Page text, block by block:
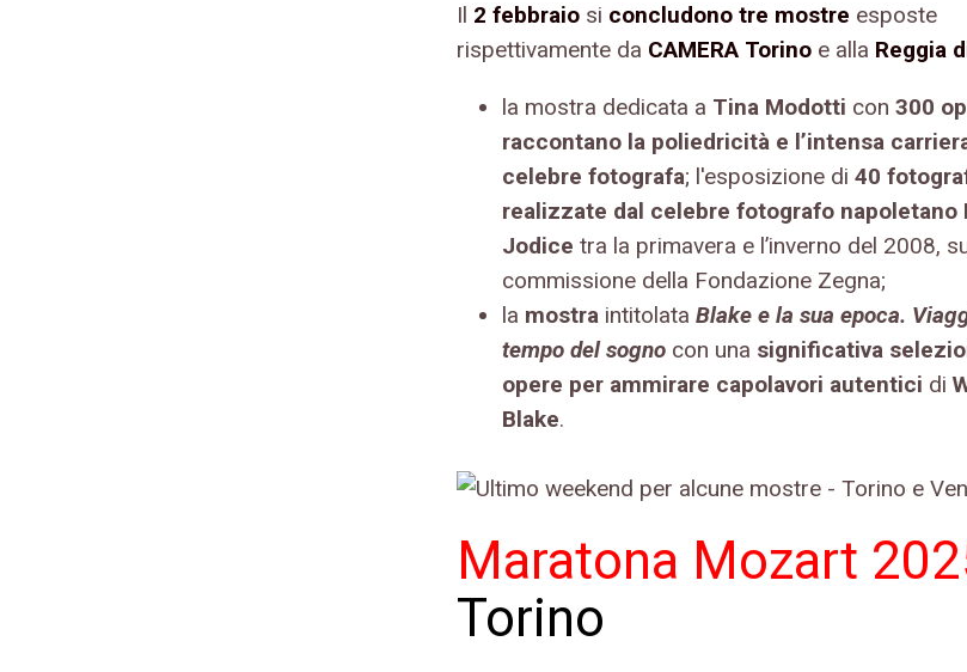
Il 2 febbraio si concludono tre mostre esposte
rispettivamente da CAMERA Torino e alla Reggia
la mostra dedicata a Tina Modotti con 300
raccontano la poliedricità e l’intensa
celebre fotografa; l'esposizione di 40
realizzate dal celebre fotografo napoletano
Jodice tra la primavera e l’inverno del 2008,
commissione della Fondazione Zegna;
la mostra intitolata Blake e la sua epoca.
tempo del sogno con una significativa
opere per ammirare capolavori autentici di
Blake.
Maratona Mozart
Torino